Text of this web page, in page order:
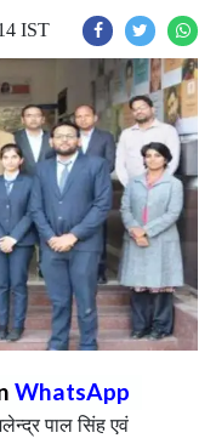
IST
WhatsApp
पाल सिंह एवं